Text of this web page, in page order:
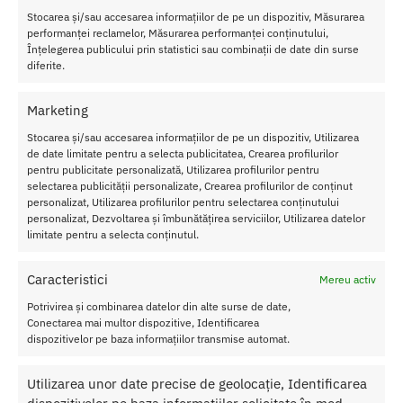
Stocarea și/sau accesarea informațiilor de pe un dispozitiv, Măsurarea
performanței reclamelor, Măsurarea performanței conținutului,
Înțelegerea publicului prin statistici sau combinații de date din surse
diferite.
Marketing
Stocarea și/sau accesarea informațiilor de pe un dispozitiv, Utilizarea
de date limitate pentru a selecta publicitatea, Crearea profilurilor
pentru publicitate personalizată, Utilizarea profilurilor pentru
selectarea publicității personalizate, Crearea profilurilor de conținut
personalizat, Utilizarea profilurilor pentru selectarea conținutului
personalizat, Dezvoltarea și îmbunătățirea serviciilor, Utilizarea datelor
limitate pentru a selecta conținutul.
Caracteristici
Mereu activ
Potrivirea și combinarea datelor din alte surse de date,
Conectarea mai multor dispozitive, Identificarea
dispozitivelor pe baza informațiilor transmise automat.
Utilizarea unor date precise de geolocație, Identificarea
satisfactia generala in cuplu.
In concluzie, gelul retardant de distractie TORO este un produs
eficient si sigur, menit sa va ofere
orgasmului.
Mod de utilizare
Aplicati o cantitate suficienta de gel pe penis, apoi masati usor
pana cand intra in piele.
Efectul apare in 15-20 de minute si poate dura pana la 2 ore.
Sex: Pentru Barbati
Ingrediente: Apa, Ulei de Ricin Hidrogenat, Fenoxietanol,
Hidroxid de sodiu, glicerina, alcool, glicerilina, Extract de con
Humulus Lupulus, Tropolone, Extract de miez Avena Sativa,
Testat dermatologic!